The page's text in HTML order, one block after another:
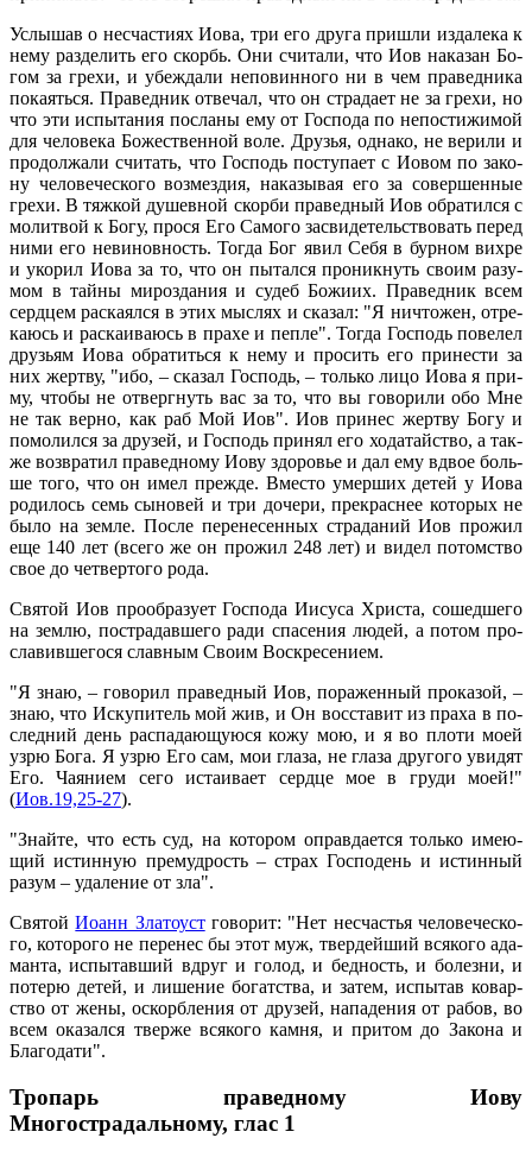
Услы­шав о несча­сти­ях Иова, три его дру­га при­шли из­да­ле­ка к
нему раз­де­лить его скорбь. Они счи­та­ли, что Иов на­ка­зан Бо­
гом за гре­хи, и убеж­да­ли непо­вин­но­го ни в чем пра­вед­ни­ка
по­ка­ять­ся. Пра­вед­ник от­ве­чал, что он стра­да­ет не за гре­хи, но
что эти ис­пы­та­ния по­сла­ны ему от Гос­по­да по непо­сти­жи­мой
для че­ло­ве­ка Бо­же­ствен­ной во­ле. Дру­зья, од­на­ко, не ве­ри­ли и
про­дол­жа­ли счи­тать, что Гос­подь по­сту­па­ет с Иовом по за­ко­
ну че­ло­ве­че­ско­го воз­мез­дия, на­ка­зы­вая его за со­вер­шен­ные
гре­хи. В тяж­кой ду­шев­ной скор­би пра­вед­ный Иов об­ра­тил­ся с
мо­лит­вой к Бо­гу, про­ся Его Са­мо­го за­сви­де­тель­ство­вать пе­ред
ни­ми его неви­нов­ность. То­гда Бог явил Се­бя в бур­ном вих­ре
и уко­рил Иова за то, что он пы­тал­ся про­ник­нуть сво­им ра­зу­
мом в тай­ны ми­ро­зда­ния и су­деб Бо­жи­их. Пра­вед­ник всем
серд­цем рас­ка­ял­ся в этих мыс­лях и ска­зал: "Я ни­что­жен, от­ре­
ка­юсь и рас­ка­и­ва­юсь в пра­хе и пеп­ле". То­гда Гос­подь по­ве­лел
дру­зьям Иова об­ра­тить­ся к нему и про­сить его при­не­сти за
них жерт­ву, "ибо, – ска­зал Гос­подь, – толь­ко ли­цо Иова я при­
му, чтобы не от­верг­нуть вас за то, что вы го­во­ри­ли обо Мне
не так вер­но, как раб Мой Иов". Иов при­нес жерт­ву Бо­гу и
по­мо­лил­ся за дру­зей, и Гос­подь при­нял его хо­да­тай­ство, а так­
же воз­вра­тил пра­вед­но­му Иову здо­ро­вье и дал ему вдвое боль­
ше то­го, что он имел преж­де. Вме­сто умер­ших де­тей у Иова
ро­ди­лось семь сы­но­вей и три до­че­ри, пре­крас­нее ко­то­рых не
бы­ло на зем­ле. По­сле пе­ре­не­сен­ных стра­да­ний Иов про­жил
еще 140 лет (все­го же он про­жил 248 лет) и ви­дел потом­ство
свое до чет­вер­то­го ро­да.
Свя­той Иов про­об­ра­зу­ет Гос­по­да Иису­са Хри­ста, со­шед­ше­го
на зем­лю, по­стра­дав­ше­го ра­ди спа­се­ния лю­дей, а по­том про­
сла­вив­ше­го­ся слав­ным Сво­им Вос­кре­се­ни­ем.
"Я знаю, – го­во­рил пра­вед­ный Иов, по­ра­жен­ный про­ка­зой, –
знаю, что Ис­ку­пи­тель мой жив, и Он вос­ста­вит из пра­ха в по­
след­ний день рас­па­да­ю­щу­ю­ся ко­жу мою, и я во пло­ти мо­ей
узрю Бо­га. Я узрю Его сам, мои гла­за, не гла­за дру­го­го уви­дят
Его. Ча­я­ни­ем се­го ис­та­и­ва­ет серд­це мое в гру­ди мо­ей!"
(Иов.19,25-27).
"Знай­те, что есть суд, на ко­то­ром оправ­да­ет­ся толь­ко име­ю­
щий ис­тин­ную пре­муд­рость – страх Гос­по­день и ис­тин­ный
ра­зум – уда­ле­ние от зла".
Свя­той Иоанн Зла­то­уст го­во­рит: "Нет несча­стья че­ло­ве­че­ско­
го, ко­то­ро­го не пе­ре­нес бы этот муж, твер­дей­ший вся­ко­го ада­
ман­та, ис­пы­тав­ший вдруг и го­лод, и бед­ность, и бо­лез­ни, и
по­те­рю де­тей, и ли­ше­ние бо­гат­ства, и за­тем, ис­пы­тав ко­вар­
ство от же­ны, оскорб­ле­ния от дру­зей, на­па­де­ния от ра­бов, во
всем ока­зал­ся твер­же вся­ко­го кам­ня, и при­том до За­ко­на и
Бла­го­да­ти".
Тропарь праведному Иову
Многострадальному, глас 1